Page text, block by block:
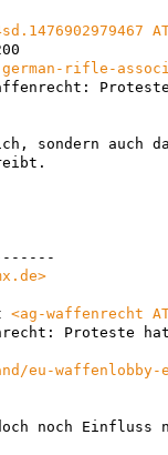
german-rifle-
sondern auch
<ag-waffenrecht
Proteste
waffenlobby-
noch Einfluss